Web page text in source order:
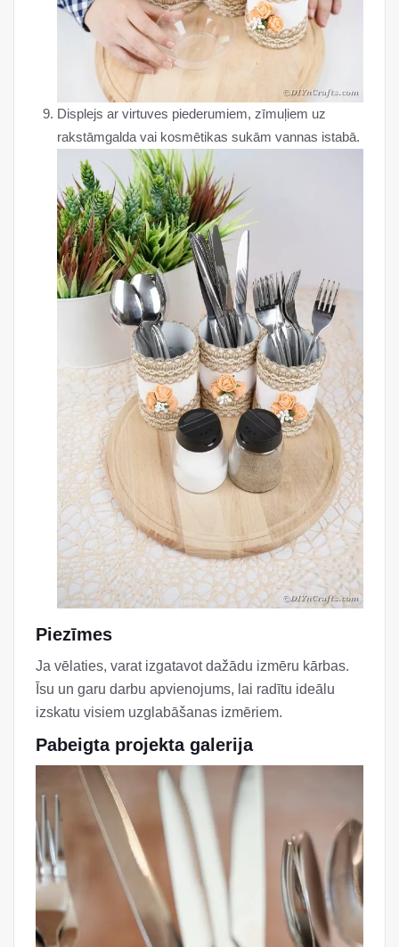
Displejs ar virtuves piederumiem, zīmuļiem uz
rakstāmgalda vai kosmētikas sukām vannas istabā.
Piezīmes
Ja vēlaties, varat izgatavot dažādu izmēru kārbas.
Īsu un garu darbu apvienojums, lai radītu ideālu
izskatu visiem uzglabāšanas izmēriem.
Pabeigta projekta galerija